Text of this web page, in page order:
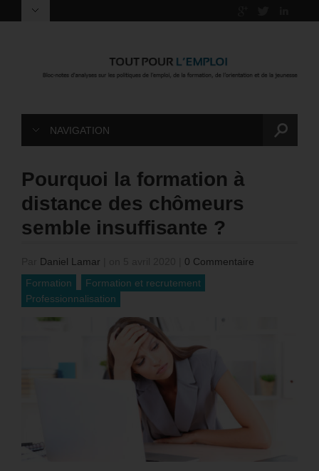
NAVIGATION
Pourquoi la formation à
distance des chômeurs
semble insuffisante ?
Daniel Lamar
0 Commentaire
Formation
Formation et recrutement
Professionnalisation